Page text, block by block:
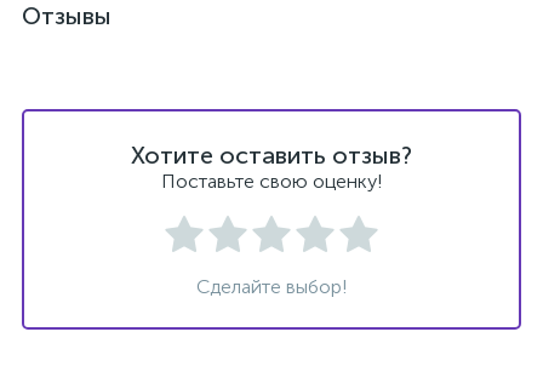
Отзывы
Хотите оставить отзыв?
Поставьте свою оценку!
Сделайте выбор!